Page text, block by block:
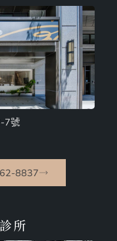
7號
8837
所